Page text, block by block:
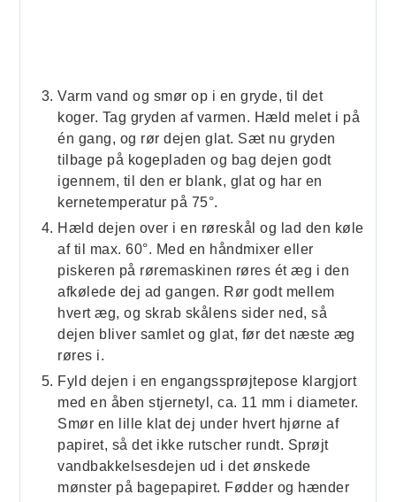
Varm vand og smør op i en gryde, til det
koger. Tag gryden af varmen. Hæld melet i på
én gang, og rør dejen glat. Sæt nu gryden
tilbage på kogepladen og bag dejen godt
igennem, til den er blank, glat og har en
kernetemperatur på 75°.
Hæld dejen over i en røreskål og lad den køle
af til max. 60°. Med en håndmixer eller
piskeren på røremaskinen røres ét æg i den
afkølede dej ad gangen. Rør godt mellem
hvert æg, og skrab skålens sider ned, så
dejen bliver samlet og glat, før det næste æg
røres i.
Fyld dejen i en engangssprøjtepose klargjort
med en åben stjernetyl, ca. 11 mm i diameter.
Smør en lille klat dej under hvert hjørne af
papiret, så det ikke rutscher rundt. Sprøjt
vandbakkelsesdejen ud i det ønskede
mønster på bagepapiret. Fødder og hænder